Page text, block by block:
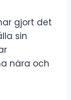
gjort det
sin
nära och